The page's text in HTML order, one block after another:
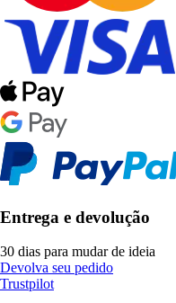
Entrega e devolução
30 dias para mudar de ideia
Devolva seu pedido
Trustpilot